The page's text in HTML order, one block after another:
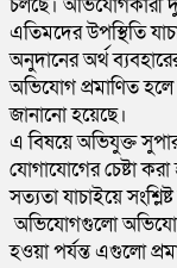
চলছে। অভিযোগকারী
এতিমদের উপস্থিতি
অনুদানের অর্থ
অভিযোগ প্রমাণিত হলে
জানানো হয়েছে।
এ বিষয়ে অভিযুক্ত
যোগাযোগের চেষ্টা
সত্যতা যাচাইয়ে
অভিযোগগুলো
হওয়া পর্যন্ত এগুলো